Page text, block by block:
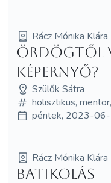
Rácz Mónika Klára
Ördögtől
képernyő?
Szülők Sátra
holisztikus,
péntek, 2023-
Rácz Mónika Klára
BATIKOLÁS